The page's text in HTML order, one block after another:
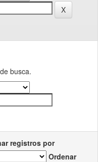
busca.
registros por
Ordenar